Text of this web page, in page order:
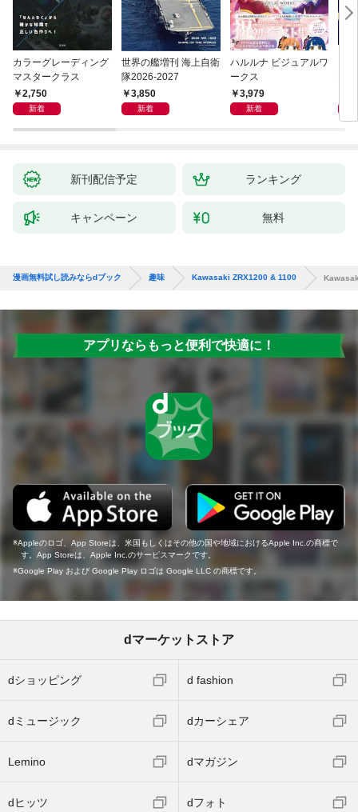
カラーグレーディング
マスタークラス
2,750
新着
世界の艦増刊 海上自衛
隊2026-2027
3,850
新着
ハルルナ ビジュアルワ
ークス
3,979
新着
テム
新刊配信予定 ランキング
キャンペーン 無料
漫画無料試し読みならdブック 趣味 Kawasaki ZRX1200 & 1100
アプリならもっと便利で快適に！
Appleのロゴ、App Storeは、米国もしくはその他の国や地域におけるApple Inc.の商標で
す。App Storeは、Apple Inc.のサービスマークです。
Google Play および Google Play ロゴは Google LLC の商標です。
dマーケットストア
dショッピング d fashion
dミュージック dカーシェア
Lemino dマガジン
dヒッツ dフォト